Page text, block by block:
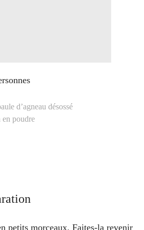
d’agneau désossé
en poudre
petits morceaux. Faites-la revenir